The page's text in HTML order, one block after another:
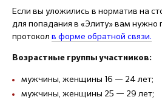
Если вы уложились в норматив на
для попадания в «Элиту» вам нужно
протокол в форме обратной связи.
Возрастные группы участников:
мужчины, женщины 16 — 24 лет;
мужчины, женщины 25 — 29 лет;